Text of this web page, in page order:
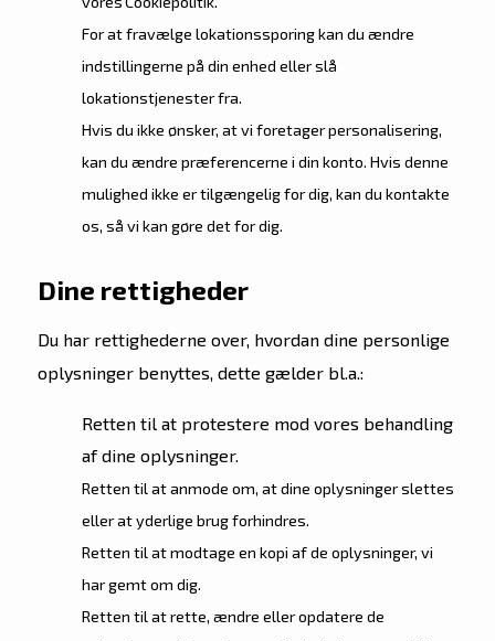
For at fravælge lokationssporing kan du ændre
indstillingerne på din enhed eller slå
lokationstjenester fra.
Hvis du ikke ønsker, at vi foretager personalisering,
kan du ændre præferencerne i din konto. Hvis denne
mulighed ikke er tilgængelig for dig, kan du kontakte
os, så vi kan gøre det for dig.
Dine rettigheder
Du har rettighederne over, hvordan dine personlige
oplysninger benyttes, dette gælder bl.a.:
Retten til at protestere mod vores behandling
af dine oplysninger.
Retten til at anmode om, at dine oplysninger slettes
eller at yderlige brug forhindres.
Retten til at modtage en kopi af de oplysninger, vi
har gemt om dig.
Retten til at rette, ændre eller opdatere de